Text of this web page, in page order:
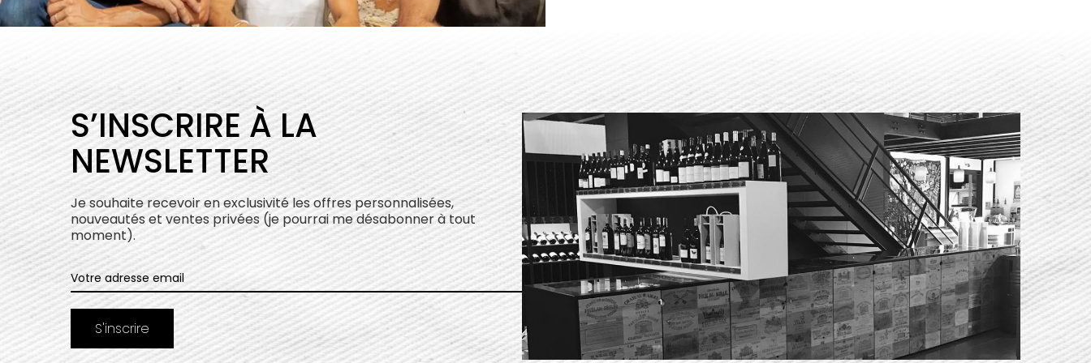
S’INSCRIRE À LA
NEWSLETTER
Je souhaite recevoir en exclusivité les offres personnalisées,
nouveautés et ventes privées (je pourrai me désabonner à tout
moment).